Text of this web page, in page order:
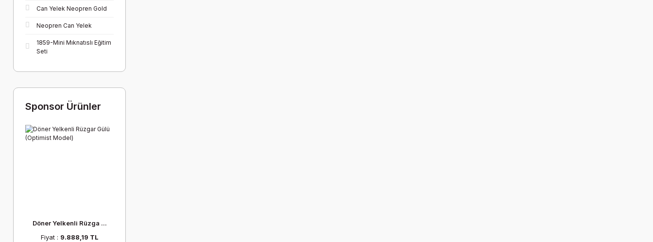
Can Yelek Neopren Gold
Neopren Can Yelek
1859-Mini Mıknatıslı Eğitim
Seti
Sponsor Ürünler
Döner Yelkenli Rüzga ...
Fiyat : 9.888,19 TL